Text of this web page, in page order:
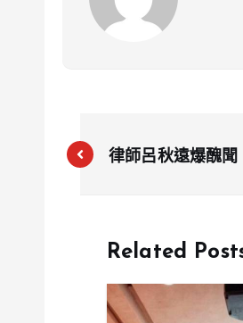
律師呂秋遠爆醜聞
Related